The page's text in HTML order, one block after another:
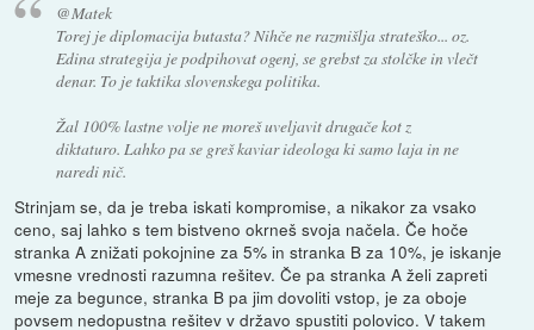
@Matek
Torej je diplomacija butasta? Nihče ne razmišlja strateško... oz.
Edina strategija je podpihovat ogenj, se grebst za stolčke in vlečt
denar. To je taktika slovenskega politika.
Žal 100% lastne volje ne moreš uveljavit drugače kot z
diktaturo. Lahko pa se greš kaviar ideologa ki samo laja in ne
naredi nič.
Strinjam se, da je treba iskati kompromise, a nikakor za vsako
ceno, saj lahko s tem bistveno okrneš svoja načela. Če hoče
stranka A znižati pokojnine za 5% in stranka B za 10%, je iskanje
vmesne vrednosti razumna rešitev. Če pa stranka A želi zapreti
meje za begunce, stranka B pa jim dovoliti vstop, je za oboje
povsem nedopustna rešitev v državo spustiti polovico. V takem